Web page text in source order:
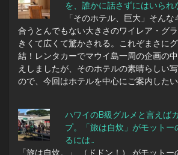
を、誰かに話さずにはいられ
「そのホテル、巨大」そん
合うとんでもない大きさのワイレア・グ
きくて広くて驚かされる。これぞまさに
結！レンタカーでマウイ島一周の企画の
えしましたが、そのホテルの素晴らしい
ので、今回はホテルを中心にご案内したい
ハワイのB級グルメと言えば
プ。「旅は自炊」がモットー
るには…
「旅は自炊。」 （ドドン！） がモット